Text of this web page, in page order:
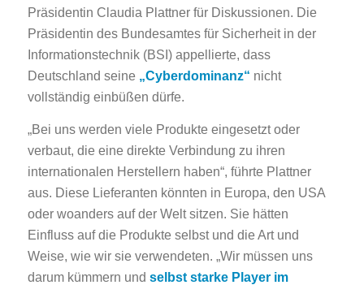
Präsidentin Claudia Plattner für Diskussionen. Die
Präsidentin des Bundesamtes für Sicherheit in der
Informationstechnik (BSI) appellierte, dass
Deutschland seine „Cyberdominanz“ nicht
vollständig einbüßen dürfe.
„Bei uns werden viele Produkte eingesetzt oder
verbaut, die eine direkte Verbindung zu ihren
internationalen Herstellern haben“, führte Plattner
aus. Diese Lieferanten könnten in Europa, den USA
oder woanders auf der Welt sitzen. Sie hätten
Einfluss auf die Produkte selbst und die Art und
Weise, wie wir sie verwendeten. „Wir müssen uns
darum kümmern und selbst starke Player im